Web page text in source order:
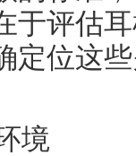
于评估
定位这
境